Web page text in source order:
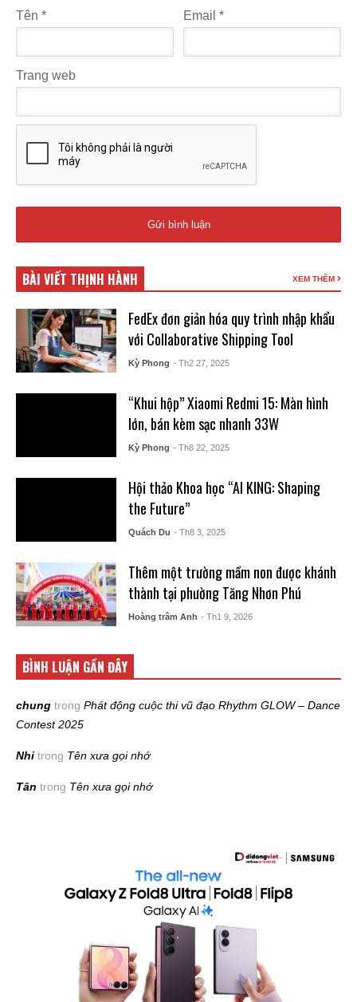
Tên * Email*
Trang web
BÀI VIẾT THỊNH HÀNH XEM THÊM
FedEx đơn giản hóa quy trình nhập khẩu
với Collaborative Shipping Tool
Kỳ Phong - Th2 27, 2025
“Khui hộp” Xiaomi Redmi 15: Màn hình
lớn, bán kèm sạc nhanh 33W
Kỳ Phong - Th8 22, 2025
Hội thảo Khoa học “AI KING: Shaping
the Future”
Quách Du - Th8 3, 2025
Thêm một trường mầm non được khánh
thành tại phường Tăng Nhơn Phú
Hoàng trâm Anh - Th1 9, 2026
BÌNH LUẬN GẦN ĐÂY
chung trong Phát động cuộc thi vũ đạo Rhythm GLOW – Dance
Contest 2025
Nhi trong Tên xưa gọi nhớ
Tân trong Tên xưa gọi nhớ